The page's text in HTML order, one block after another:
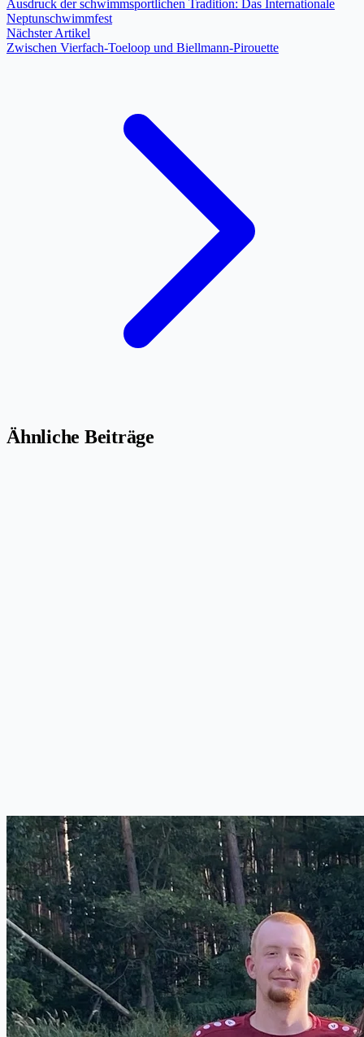
Ausdruck der schwimmsportlichen Tradition: Das Internationale
Neptunschwimmfest
Nächster Artikel
Zwischen Vierfach-Toeloop und Biellmann-Pirouette
Ähnliche Beiträge